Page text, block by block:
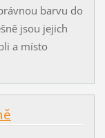
barvu do
jsou jejich
a místo